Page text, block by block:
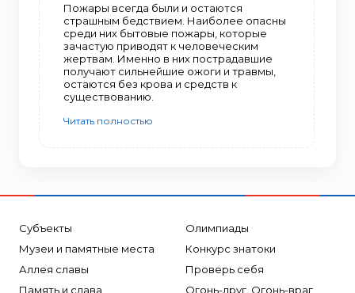
Пожары всегда были и остаются
страшным бедствием. Наиболее опасны
среди них бытовые пожары, которые
зачастую приводят к человеческим
жертвам. Именно в них пострадавшие
получают сильнейшие ожоги и травмы,
остаются без крова и средств к
существованию.
Читать полностью
Субъекты
Музеи и памятные места
Аллея славы
Память и слава
Олимпиады
Конкурс знатоки
Проверь себя
Огонь-друг, Огонь-враг